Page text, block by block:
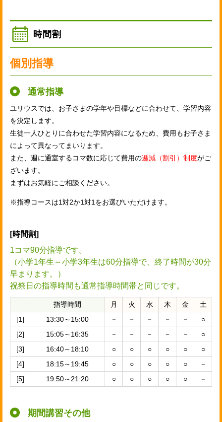
時間割
個別指導
通常指導
ユリウスでは、お子さまの学年や目標などに合わせて、学習内容
を決定します。
生徒一人ひとりに合わせた学習内容になるため、費用もお子さま
によって異なってまいります。
また、週に通室するコマ数に応じて費用の逓減（割引）制度がご
ざいます。
まずはお気軽にご相談ください。
※指導コースは1対2か1対1をお選びいただけます。
[時間割]
1コマ90分指導です。
（小学1年生～小学3年生は60分指導で、終了時間が30分
早まります。）
祝祭日の指導時間も通常指導時間帯と同じです。
指導時間 月 火 水 木 金
土
[1]
13:30～15:00 － － － － －
○
[2]
15:05～16:35 － － － － －
○
[3]
16:40～18:10 ○ ○ ○ ○ ○
○
[4]
18:15～19:45 ○ ○ ○ ○ ○
－
[5]
19:50～21:20 ○ ○ ○ ○ ○ －
期間講習その他